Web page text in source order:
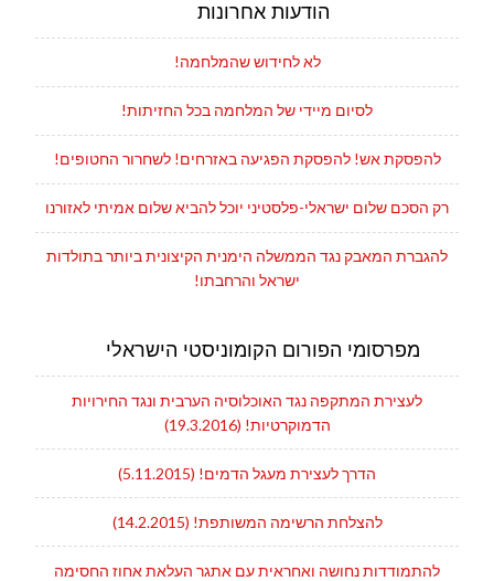
הודעות אחרונות
לא לחידוש שהמלחמה!
לסיום מיידי של המלחמה בכל החזיתות!
להפסקת אש! להפסקת הפגיעה באזרחים! לשחרור החטופים!
רק הסכם שלום ישראלי-פלסטיני יוכל להביא שלום אמיתי לאזורנו
להגברת המאבק נגד הממשלה הימנית הקיצונית ביותר בתולדות
ישראל והרחבתו!
מפרסומי הפורום הקומוניסטי הישראלי
לעצירת המתקפה נגד האוכלוסיה הערבית ונגד החירויות
הדמוקרטיות! (19.3.2016)
הדרך לעצירת מעגל הדמים! (5.11.2015)
להצלחת הרשימה המשותפת! (14.2.2015)
להתמודדות נחושה ואחראית עם אתגר העלאת אחוז החסימה